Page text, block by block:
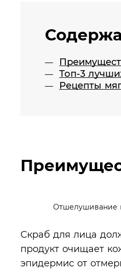
Топ-3
Рецепты
Отшелушивание
Скраб для лица
продукт очищает
эпидермис от